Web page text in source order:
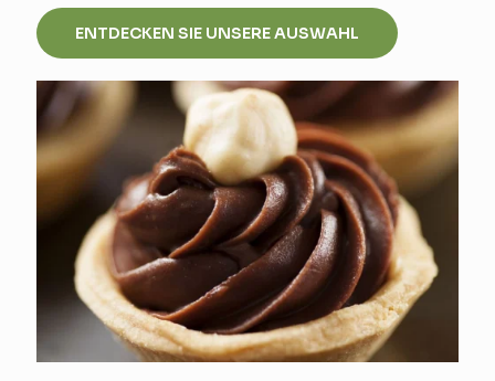
ENTDECKEN SIE UNSERE AUSWAHL